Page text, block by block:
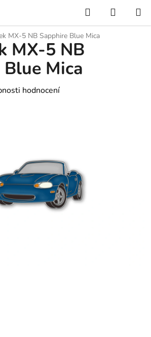
Hledat
KOŠÍK
MX-5 NB Sapphire Blue Mica
MX-5 NB
Mica
hodnocení